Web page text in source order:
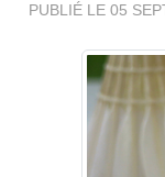
PUBLIÉ LE 05